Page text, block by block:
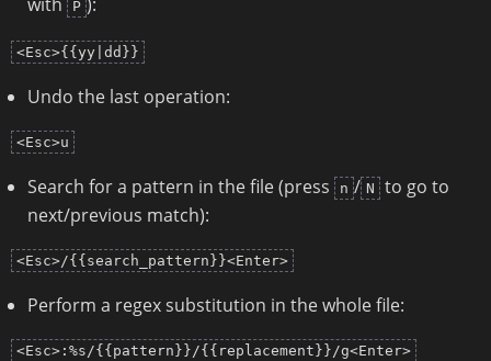
P
<Esc>{{yy|dd}}
Undo the last operation:
<Esc>u
Search for a pattern in the file (press n / N
to go to
next/previous match):
<Esc>/{{search_pattern}}<Enter>
Perform a regex substitution in the whole file:
<Esc>:%s/{{pattern}}/{{replacement}}/g<Enter>